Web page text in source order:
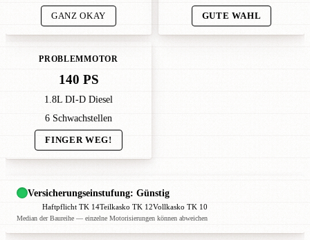
GANZ OKAY GUTE WAHL
PROBLEMMOTOR
140 PS
1.8L DI-D Diesel
6 Schwachstellen
FINGER WEG!
Versicherungseinstufung: Günstig
Haftpflicht TK 14Teilkasko TK 12Vollkasko TK 10
Median der Baureihe — einzelne Motorisierungen können abweichen